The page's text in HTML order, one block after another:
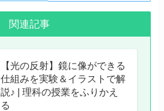
関連記事
【光の反射】鏡に像ができる
仕組みを実験＆イラストで解
説♪ | 理科の授業をふりかえ
る